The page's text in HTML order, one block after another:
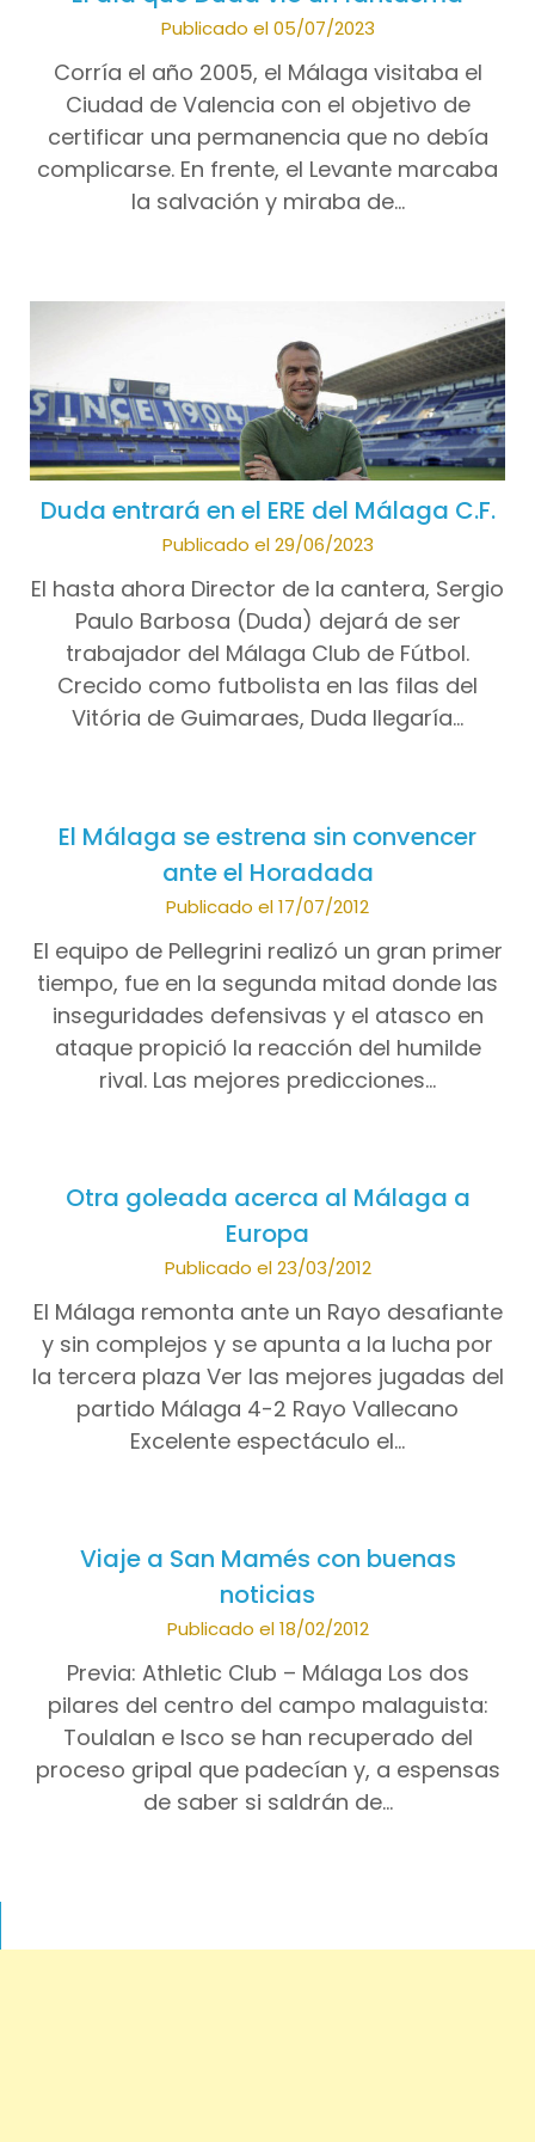
Publicado el 05/07/2023
Corría el año 2005, el Málaga visitaba el
Ciudad de Valencia con el objetivo de
certificar una permanencia que no debía
complicarse. En frente, el Levante marcaba
la salvación y miraba de…
Duda entrará en el ERE del Málaga C.F.
Publicado el 29/06/2023
El hasta ahora Director de la cantera, Sergio
Paulo Barbosa (Duda) dejará de ser
trabajador del Málaga Club de Fútbol.
Crecido como futbolista en las filas del
Vitória de Guimaraes, Duda llegaría…
El Málaga se estrena sin convencer
ante el Horadada
Publicado el 17/07/2012
El equipo de Pellegrini realizó un gran primer
tiempo, fue en la segunda mitad donde las
inseguridades defensivas y el atasco en
ataque propició la reacción del humilde
rival. Las mejores predicciones…
Otra goleada acerca al Málaga a
Europa
Publicado el 23/03/2012
El Málaga remonta ante un Rayo desafiante
y sin complejos y se apunta a la lucha por
la tercera plaza Ver las mejores jugadas del
partido Málaga 4-2 Rayo Vallecano
Excelente espectáculo el…
Viaje a San Mamés con buenas
noticias
Publicado el 18/02/2012
Previa: Athletic Club – Málaga Los dos
pilares del centro del campo malaguista:
Toulalan e Isco se han recuperado del
proceso gripal que padecían y, a espensas
de saber si saldrán de…